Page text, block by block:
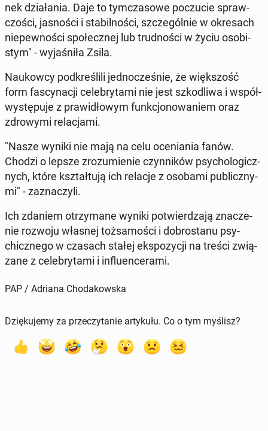
nek dzia­ła­nia. Daje to tym­cza­so­we po­czu­cie spraw­
czo­ści, ja­sno­ści i sta­bil­no­ści, szcze­gól­nie w okre­sach
nie­pew­no­ści spo­łecz­nej lub trud­no­ści w życiu oso­bi­
stym" - wy­ja­śni­ła Zsila.
Na­ukow­cy pod­kre­śli­li jed­no­cze­śnie, że więk­szość
form fa­scy­na­cji ce­le­bry­ta­mi nie jest szko­dli­wa i współ­
wy­stę­pu­je z pra­wi­dło­wym funk­cjo­no­wa­niem oraz
zdro­wy­mi re­la­cja­mi.
"Nasze wyniki nie mają na celu oce­nia­nia fanów.
Chodzi o lepsze zro­zu­mie­nie czyn­ni­ków psy­cho­lo­gicz­
nych, które kształ­tu­ją ich relacje z osobami pu­blicz­ny­
mi" - za­zna­czy­li.
Ich zdaniem otrzy­ma­ne wyniki po­twier­dza­ją zna­cze­
nie rozwoju własnej toż­sa­mo­ści i do­bro­sta­nu psy­
chicz­ne­go w czasach stałej eks­po­zy­cji na treści zwią­
za­ne z ce­le­bry­ta­mi i in­flu­en­ce­ra­mi.
PAP / Adriana Chodakowska
Dziękujemy za przeczytanie artykułu. Co o tym myślisz?